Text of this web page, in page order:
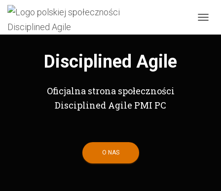
R
Disciplined Agile
Oficjalna strona społeczności
Disciplined Agile PMI PC
O NAS